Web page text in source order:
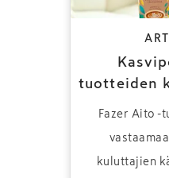
tuotteiden
Fazer Aito -
kuluttajien